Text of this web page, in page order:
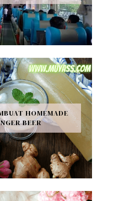
HOMEMADE
BEER